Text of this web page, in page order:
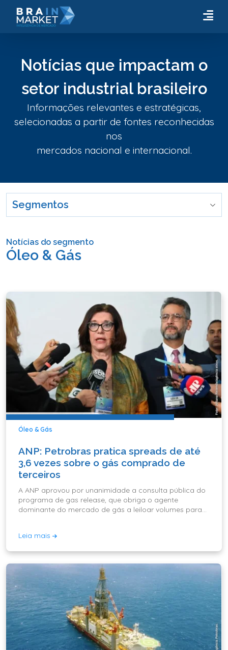
Notícias que impactam o
setor industrial brasileiro
Informações relevantes e estratégicas,
selecionadas a partir de fontes reconhecidas
nos
mercados nacional e internacional.
Segmentos
Notícias do segmento
Óleo & Gás
Óleo & Gás
ANP: Petrobras pratica spreads de até
3,6 vezes sobre o gás comprado de
terceiros
A ANP aprovou por unanimidade a consulta pública do
programa de gas release, que obriga o agente
dominante do mercado de gás a leiloar volumes para
Leia mais